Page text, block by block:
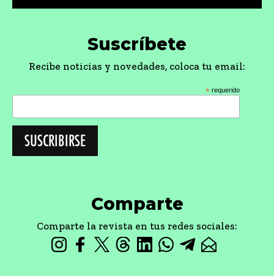
Suscríbete
Recibe noticias y novedades, coloca tu email:
* requerido
Comparte
Comparte la revista en tus redes sociales: